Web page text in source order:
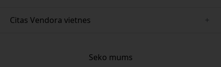
Citas Vendora vietnes
Seko mums